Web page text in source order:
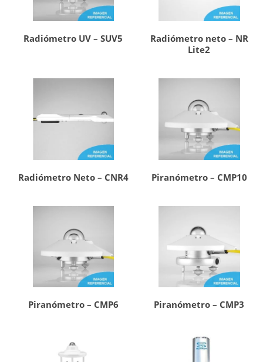
Radiómetro UV – SUV5
Radiómetro neto – NR
Lite2
Radiómetro Neto – CNR4 Piranómetro – CMP10
Piranómetro – CMP6 Piranómetro – CMP3